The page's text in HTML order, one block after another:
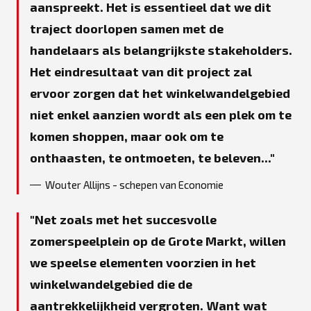
aanspreekt. Het is essentieel dat we dit
traject doorlopen samen met de
handelaars als belangrijkste stakeholders.
Het eindresultaat van dit project zal
ervoor zorgen dat het winkelwandelgebied
niet enkel aanzien wordt als een plek om te
komen shoppen, maar ook om te
onthaasten, te ontmoeten, te beleven...
Wouter Allijns - schepen van Economie
Net zoals met het succesvolle
zomerspeelplein op de Grote Markt, willen
we speelse elementen voorzien in het
winkelwandelgebied die de
aantrekkelijkheid vergroten. Want wat